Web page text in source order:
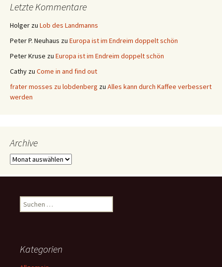
Letzte Kommentare
Holger zu Lob des Landmanns
Peter P. Neuhaus zu Europa ist im Endreim doppelt schön
Peter Kruse zu Europa ist im Endreim doppelt schön
Cathy zu Come in and find out
frater mosses zu lobdenberg zu Alles kann durch Kaffee verbessert
werden
Archive
Archive
Suchen
nach:
Kategorien